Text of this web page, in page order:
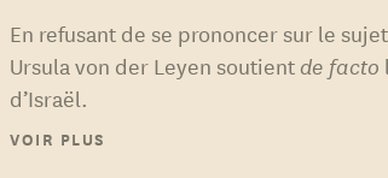
En refusant de se prononcer sur le
Ursula von der Leyen soutientde facto
d’Israël.
VOIR PLUS